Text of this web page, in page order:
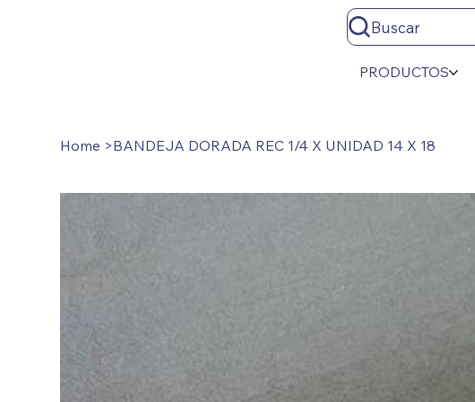
Buscar
PRODUCTOS
Home >BANDEJA DORADA REC 1/4 X UNIDAD 14 X 18